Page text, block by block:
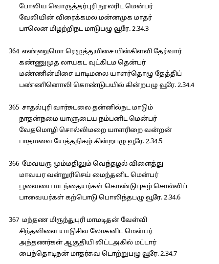
போலிய வொருத்தர்புரி நூலரிட மென்பர்
வேலியின் விரைக்கமல மன்னமுக மாதர்
பாலென மிழற்றிநட மாடுபழு வூரே. 2.34.3
364 எண்ணுமொ ரெழுத்துமிசை யின்கிளவி தேர்வார்
கண்ணுமுத லாயகட வுட்கிடம தென்பர்
மண்ணின்மிசை யாடிமலை யாளர்தொழு தேத்திப்
பண்ணினொலி கொண்டுபயில் கின்றபழு வூரே. 2.34.4
365 சாதல்புரி வார்சுடலை தன்னில்நட மாடும்
நாதன்நமை யாளுடைய நம்பனிட மென்பர்
வேதமொழி சொல்லிமறை யாளரிறை வன்றன்
பாதமவை யேத்தநிகழ் கின்றபழு வூரே. 2.34.5
366 மேவயரு மும்மதிலும் வெந்தழல் விளைத்து
மாவயர வன்றுரிசெய் மைந்தனிட மென்பர்
பூவையை மடந்தையர்கள் கொண்டுபுகழ் சொல்லிப்
பாவையர்கள் கற்பொடு பொலிந்தபழு வூரே. 2.34.6
367 மந்தண மிருந்துபுரி மாமடிதன் வேள்வி
சிந்தவிளை யாடுசிவ லோகனிட மென்பர்
அந்தணர்கள் ஆகுதியி லிட்டஅகில் மட்டார்
பைந்தொடிநன் மாதர்சுவ டொற்றுபழு வூரே. 2.34.7